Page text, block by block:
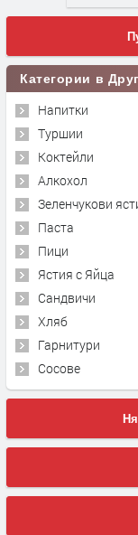
Категории в
Напитки
Туршии
Коктейли
Алкохол
Зеленчукови
Паста
Пици
Ястия с Яйца
Сандвичи
Хляб
Гарнитури
Сосове